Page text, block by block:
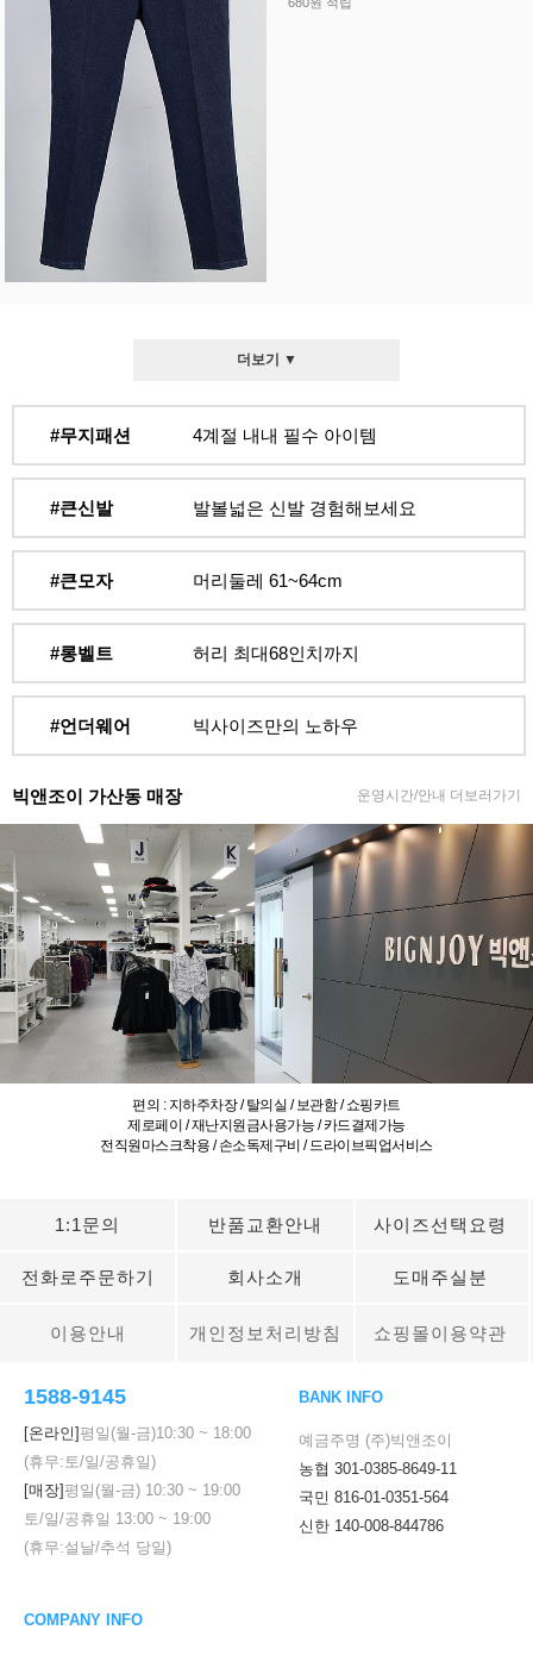
더보기 ▼
#무지패션 4계절 내내 필수 아이템
#큰신발 발볼넓은 신발 경험해보세요
#큰모자 머리둘레 61~64cm
#롱벨트 허리 최대68인치까지
#언더웨어 빅사이즈만의 노하우
빅앤조이 가산동 매장 운영시간/안내 더보러가기
편의 : 지하주차장 / 탈의실 / 보관함 / 쇼핑카트
제로페이 / 재난지원금사용가능 / 카드결제가능
전직원마스크착용 / 손소독제구비 / 드라이브픽업서비스
1:1문의 반품교환안내 사이즈선택요령
전화로주문하기 회사소개 도매주실분
이용안내 개인정보처리방침 쇼핑몰이용약관
1588-9145
[온라인]평일(월-금)10:30 ~ 18:00
(휴무:토/일/공휴일)
[매장]평일(월-금) 10:30 ~ 19:00
토/일/공휴일 13:00 ~ 19:00
(휴무:설날/추석 당일)
BANK INFO
예금주명 (주)빅앤조이
농협 301-0385-8649-11
국민 816-01-0351-564
신한 140-008-844786
COMPANY INFO